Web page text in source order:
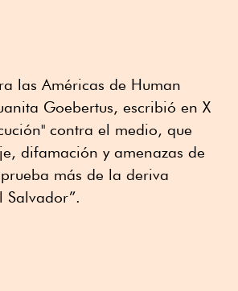
las Américas de Human
Goebertus, escribió en X
contra el medio, que
difamación y amenazas de
más de la deriva
Salvador”.